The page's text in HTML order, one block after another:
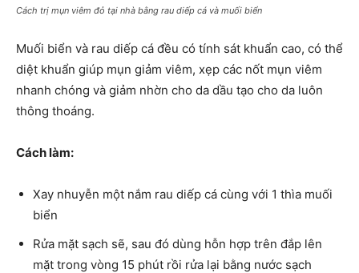
Cách trị mụn viêm đỏ tại nhà bằng rau diếp cá và muối biển
Muối biển và rau diếp cá đều có tính sát khuẩn cao, có thể
diệt khuẩn giúp mụn giảm viêm, xẹp các nốt mụn viêm
nhanh chóng và giảm nhờn cho da dầu tạo cho da luôn
thông thoáng.
Cách làm:
Xay nhuyễn một nắm rau diếp cá cùng với 1 thìa muối
biển
Rửa mặt sạch sẽ, sau đó dùng hỗn hợp trên đắp lên
mặt trong vòng 15 phút rồi rửa lại bằng nước sạch